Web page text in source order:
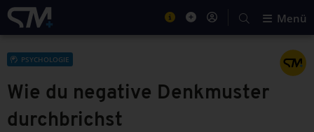
Menü
PSYCHOLOGIE
Wie du negative Denkmuster
durchbrichst